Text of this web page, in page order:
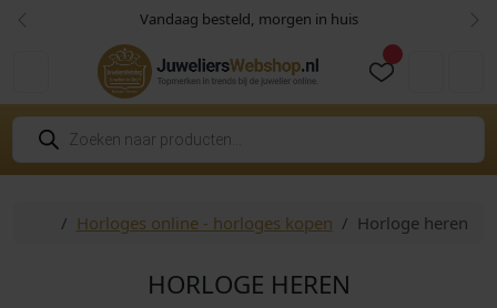
Skip to content
Skip to footer Vandaag besteld, morgen in huis
Vorige
P
o
d
HomeHorloges online - horloges kopen Horloge heren
HORLOGE HEREN